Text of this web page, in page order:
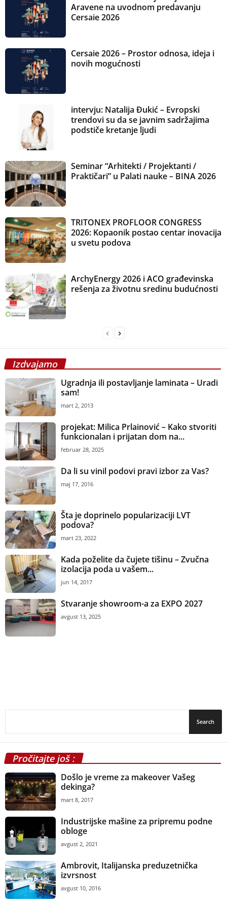
Aravene na uvodnom predavanju
Cersaie 2026
Cersaie 2026 – Prostor odnosa, ideja i
novih mogućnosti
intervju: Natalija Đukić – Evropski
trendovi su da se javnim sadržajima
podstiče kretanje ljudi
Seminar “Arhitekti / Projektanti /
Praktičari” u Palati nauke – BINA 2026
TRITONEX PROFLOOR CONGRESS
2026: Kopaonik postao centar inovacija
u svetu podova
ArchyEnergy 2026 i ACO građevinska
rešenja za životnu sredinu budućnosti
Izdvajamo
Ugradnja ili postavljanje laminata – Uradi
sam!
mart 2, 2013
projekat: Milica Prlainović – Kako stvoriti
funkcionalan i prijatan dom na...
februar 28, 2025
Da li su vinil podovi pravi izbor za Vas?
maj 17, 2016
Šta je doprinelo popularizaciji LVT
podova?
mart 23, 2022
Kada poželite da čujete tišinu – Zvučna
izolacija poda u vašem...
jun 14, 2017
Stvaranje showroom-a za EXPO 2027
avgust 13, 2025
Pročitajte još :
Došlo je vreme za makeover Vašeg
dekinga?
mart 8, 2017
Industrijske mašine za pripremu podne
obloge
avgust 2, 2021
Ambrovit, Italijanska preduzetnička
izvrsnost
avgust 10, 2016